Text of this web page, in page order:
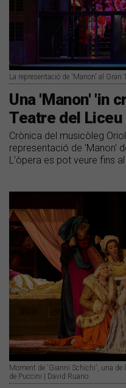
La representació de 'Manon' al Gran
Una 'Manon' 'in
Teatre del Liceu
Crònica del musicòleg
representació de 'Manon'
L'òpera es pot veure fins
Moment de 'Gianni Schichi', una
de Puccini | David Ruano